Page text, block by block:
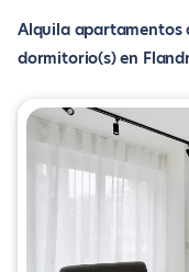
Alquila apartamentos
dormitorio(s) en